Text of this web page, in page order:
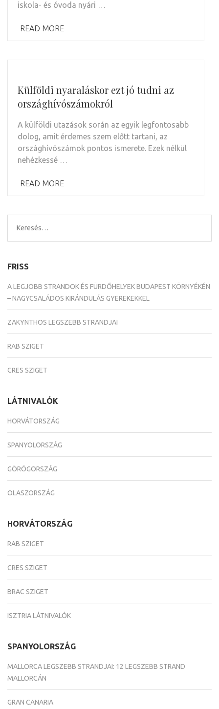
iskola- és óvoda nyári …
READ MORE
Külföldi nyaraláskor ezt jó tudni az
országhívószámokról
A külföldi utazások során az egyik legfontosabb
dolog, amit érdemes szem előtt tartani, az
országhívószámok pontos ismerete. Ezek nélkül
nehézkessé …
READ MORE
Keresés:
FRISS
A LEGJOBB STRANDOK ÉS FÜRDŐHELYEK BUDAPEST KÖRNYÉKÉN
– NAGYCSALÁDOS KIRÁNDULÁS GYEREKEKKEL
ZAKYNTHOS LEGSZEBB STRANDJAI
RAB SZIGET
CRES SZIGET
LÁTNIVALÓK
HORVÁTORSZÁG
SPANYOLORSZÁG
GÖRÖGORSZÁG
OLASZORSZÁG
HORVÁTORSZÁG
RAB SZIGET
CRES SZIGET
BRAC SZIGET
ISZTRIA LÁTNIVALÓK
SPANYOLORSZÁG
MALLORCA LEGSZEBB STRANDJAI: 12 LEGSZEBB STRAND
MALLORCÁN
GRAN CANARIA